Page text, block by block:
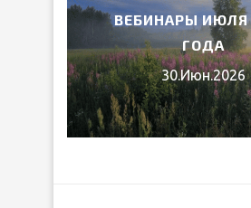
ВЕБИНАРЫ ИЮЛЯ
ГОДА
30.Июн.2026